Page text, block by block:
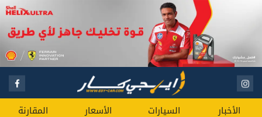
الأخبار السيارات الأسعار المقارنة